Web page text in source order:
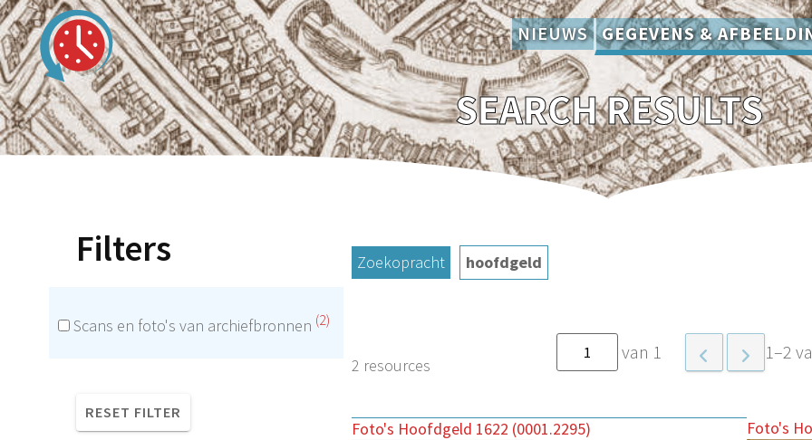
NIEUWS GEGEVENS &
SEARCH RESULTS
Filters
Scans en foto's van archiefbronnen (2)
RESET FILTER
Zoekopracht hoofdgeld
2 resources
van 1 1–2
Foto's Hoofdgeld 1622 (0001.2295) Foto's